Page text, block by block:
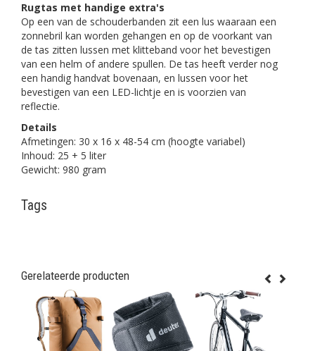
Rugtas met handige extra's
Op een van de schouderbanden zit een lus waaraan een
zonnebril kan worden gehangen en op de voorkant van
de tas zitten lussen met klitteband voor het bevestigen
van een helm of andere spullen. De tas heeft verder nog
een handig handvat bovenaan, en lussen voor het
bevestigen van een LED-lichtje en is voorzien van
reflectie.
Details
Afmetingen: 30 x 16 x 48-54 cm (hoogte variabel)
Inhoud: 25 + 5 liter
Gewicht: 980 gram
Tags
Gerelateerde producten